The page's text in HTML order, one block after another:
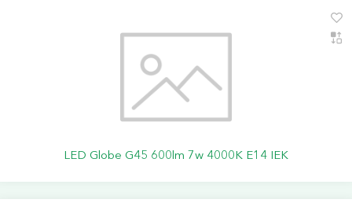
LED Globe G45 600lm 7w 4000K E14 IEK